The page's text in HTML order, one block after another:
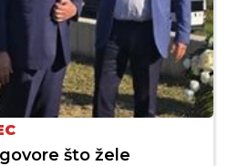
što žele